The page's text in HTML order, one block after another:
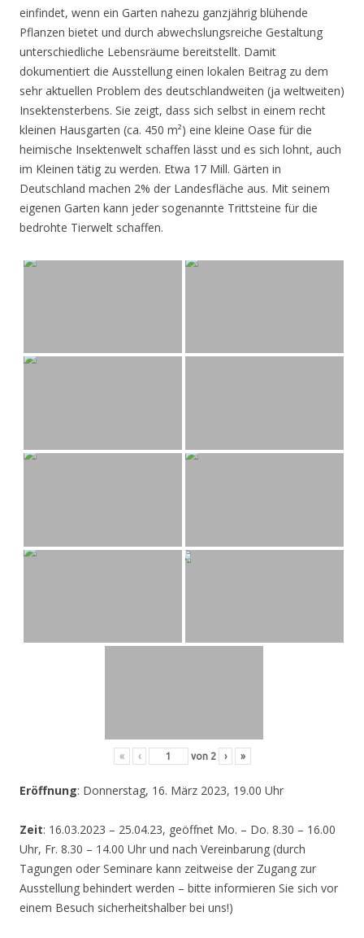
einfindet, wenn ein Garten nahezu ganzjährig blühende
Pflanzen bietet und durch abwechslungsreiche Gestaltung
unterschiedliche Lebensräume bereitstellt. Damit
dokumentiert die Ausstellung einen lokalen Beitrag zu dem
sehr aktuellen Problem des deutschlandweiten (ja weltweiten)
Insektensterbens. Sie zeigt, dass sich selbst in einem recht
kleinen Hausgarten (ca. 450 m²) eine kleine Oase für die
heimische Insektenwelt schaffen lässt und es sich lohnt, auch
im Kleinen tätig zu werden. Etwa 17 Mill. Gärten in
Deutschland machen 2% der Landesfläche aus. Mit seinem
eigenen Garten kann jeder sogenannte Trittsteine für die
bedrohte Tierwelt schaffen.
« ‹ von 2 › »
Eröffnung: Donnerstag, 16. März 2023, 19.00 Uhr
Zeit: 16.03.2023 – 25.04.23, geöffnet Mo. – Do. 8.30 – 16.00
Uhr, Fr. 8.30 – 14.00 Uhr und nach Vereinbarung (durch
Tagungen oder Seminare kann zeitweise der Zugang zur
Ausstellung behindert werden – bitte informieren Sie sich vor
einem Besuch sicherheitshalber bei uns!)